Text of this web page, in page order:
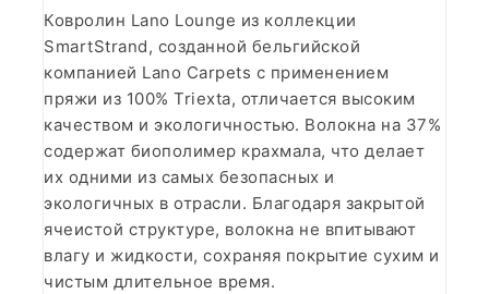
Ковролин Lano Lounge из коллекции
SmartStrand, созданной бельгийской
компанией Lano Carpets с применением
пряжи из 100% Triexta, отличается высоким
качеством и экологичностью. Волокна на 37%
содержат биополимер крахмала, что делает
их одними из самых безопасных и
экологичных в отрасли. Благодаря закрытой
ячеистой структуре, волокна не впитывают
влагу и жидкости, сохраняя покрытие сухим и
чистым длительное время.